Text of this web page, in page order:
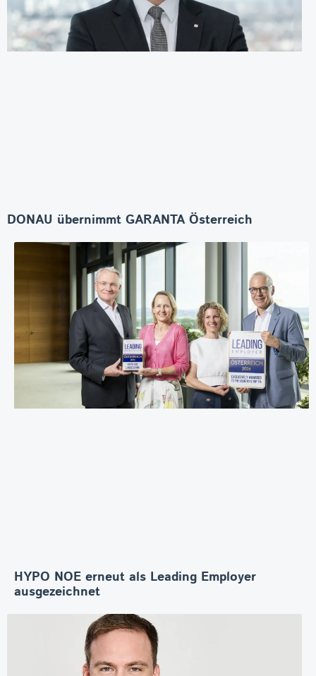
DONAU übernimmt GARANTA Österreich
HYPO NOE erneut als Leading Employer
ausgezeichnet